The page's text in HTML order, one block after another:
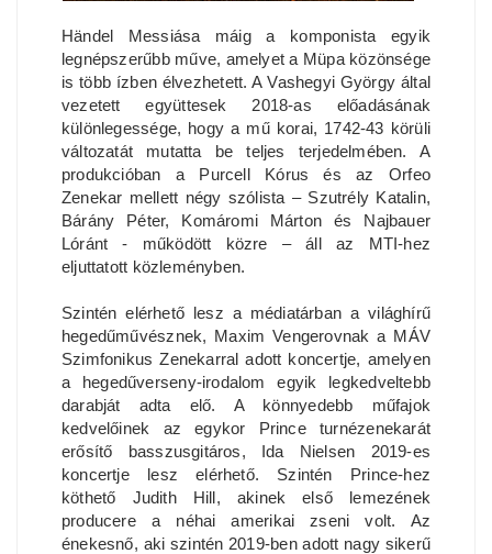
Händel Messiása máig a komponista egyik
legnépszerűbb műve, amelyet a Müpa közönsége
is több ízben élvezhetett. A Vashegyi György által
vezetett együttesek 2018-as előadásának
különlegessége, hogy a mű korai, 1742-43 körüli
változatát mutatta be teljes terjedelmében. A
produkcióban a Purcell Kórus és az Orfeo
Zenekar mellett négy szólista – Szutrély Katalin,
Bárány Péter, Komáromi Márton és Najbauer
Lóránt - működött közre – áll az MTI-hez
eljuttatott közleményben.
Szintén elérhető lesz a médiatárban a világhírű
hegedűművésznek, Maxim Vengerovnak a MÁV
Szimfonikus Zenekarral adott koncertje, amelyen
a hegedűverseny-irodalom egyik legkedveltebb
darabját adta elő. A könnyedebb műfajok
kedvelőinek az egykor Prince turnézenekarát
erősítő basszusgitáros, Ida Nielsen 2019-es
koncertje lesz elérhető. Szintén Prince-hez
köthető Judith Hill, akinek első lemezének
producere a néhai amerikai zseni volt. Az
énekesnő, aki szintén 2019-ben adott nagy sikerű